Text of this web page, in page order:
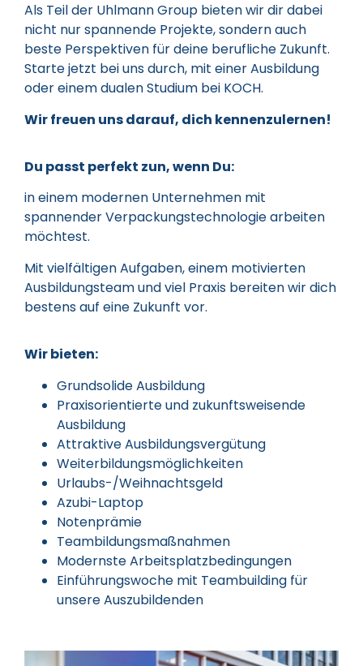
Als Teil der Uhlmann Group bieten wir dir dabei
nicht nur spannende Projekte, sondern auch
beste Perspektiven für deine berufliche Zukunft.
Starte jetzt bei uns durch, mit einer Ausbildung
oder einem dualen Studium bei KOCH.
Wir freuen uns darauf, dich kennenzulernen!
Du passt perfekt zun, wenn Du:
in einem modernen Unternehmen mit
spannender Verpackungstechnologie arbeiten
möchtest.
Mit vielfältigen Aufgaben, einem motivierten
Ausbildungsteam und viel Praxis bereiten wir dich
bestens auf eine Zukunft vor.
Wir bieten:
Grundsolide Ausbildung
Praxisorientierte und zukunftsweisende
Ausbildung
Attraktive Ausbildungsvergütung
Weiterbildungsmöglichkeiten
Urlaubs-/Weihnachtsgeld
Azubi-Laptop
Notenprämie
Teambildungsmaßnahmen
Modernste Arbeitsplatzbedingungen
Einführungswoche mit Teambuilding für
unsere Auszubildenden